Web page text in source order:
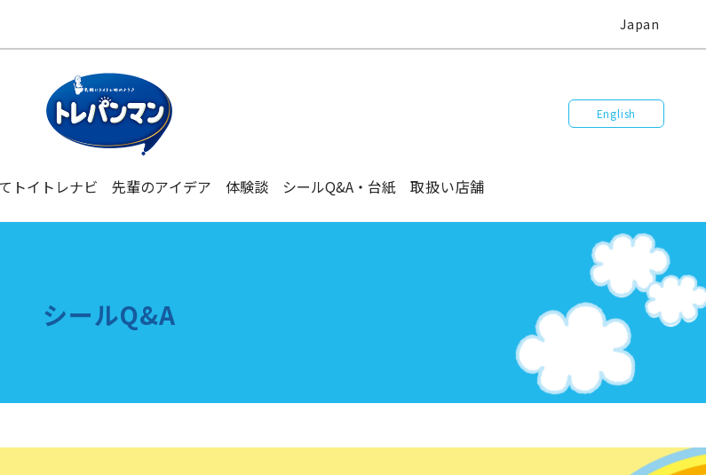
Japan
English
トイトレナビ 先輩のアイデア 体験談 シールQ&A ・台紙 取扱い店舗
シールQ&A